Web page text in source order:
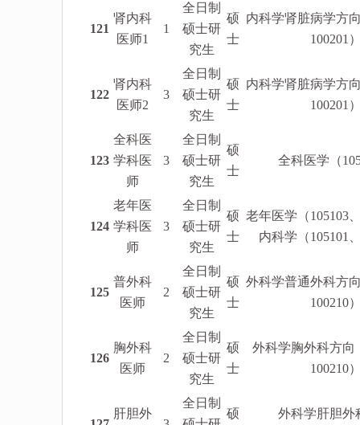
121
肾内科
医师1
1
全日制
硕士研
究生
硕
士
内科学肾脏病学方
100201
122
肾内科
医师2
3
全日制
硕士研
究生
硕
士
内科学肾脏病学方
100201
123
全科医
学科医
师
3
全日制
硕士研
究生
硕
士
全科医学（
124
老年医
学科医
师
3
全日制
硕士研
究生
硕
士
老年医学（105103
内科学（105101
125
普外科
医师
2
全日制
硕士研
究生
硕
士
外科学普通外科方
100210
126
胸外科
医师
2
全日制
硕士研
究生
硕
士
外科学胸外科方向
100210
肝胆外
全日制
硕 外科学肝胆外